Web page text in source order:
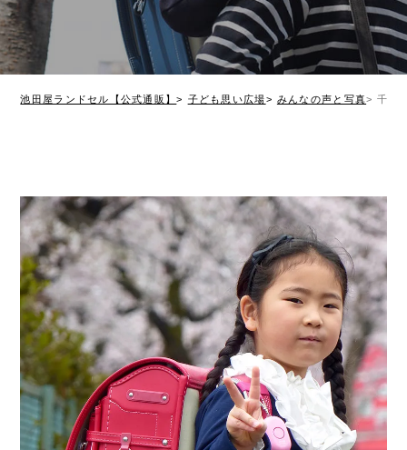
池田屋ランドセル【公式通販】 子ども思い広場 みんなの声と写真 千葉